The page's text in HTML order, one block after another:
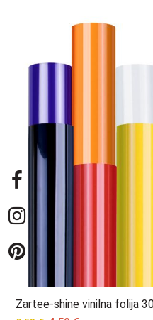
Zartee-shine vinilna folija